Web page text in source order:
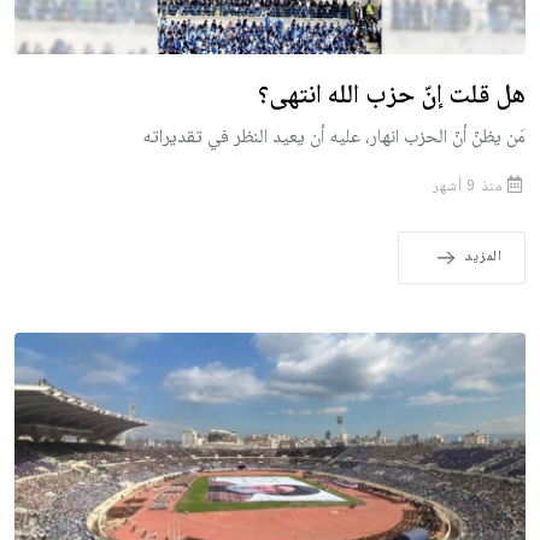
هل قلت إنّ حزب الله انتهى؟
مَن يظنّ أنّ الحزب انهار، عليه أن يعيد النظر في تقديراته
منذ 9 أشهر
المزيد